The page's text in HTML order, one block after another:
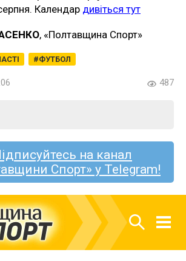
Календар дивіться тут
, «Полтавщина Спорт»
ФУТБОЛ
487
на канал
Спорт» у Telegram!